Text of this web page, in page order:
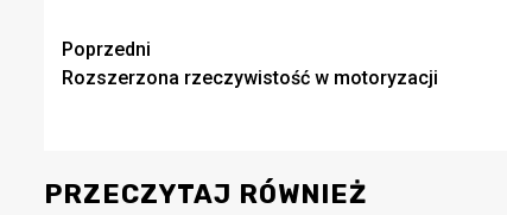
Zobacz
wpisy
Poprzedni
Rozszerzona rzeczywistość w motoryzacji
PRZECZYTAJ RÓWNIEŻ